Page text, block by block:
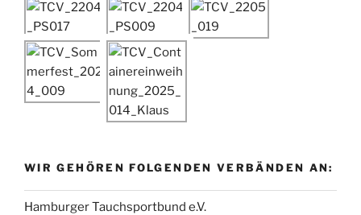
WIR GEHÖREN FOLGENDEN VERBÄNDEN AN:
Hamburger Tauchsportbund e.V.